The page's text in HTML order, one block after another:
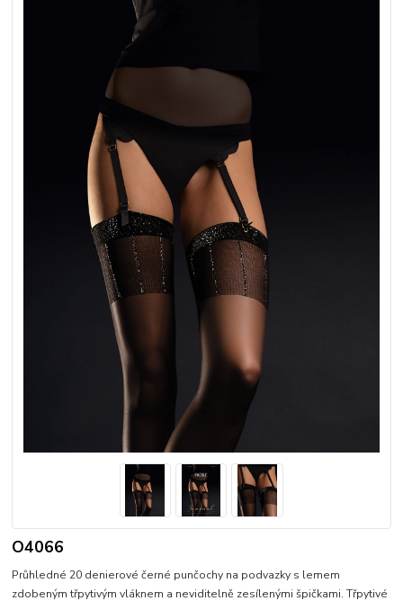
O4066
Průhledné 20 denierové černé punčochy na podvazky s lemem
zdobeným třpytivým vláknem a neviditelně zesílenými špičkami. Třpytivé